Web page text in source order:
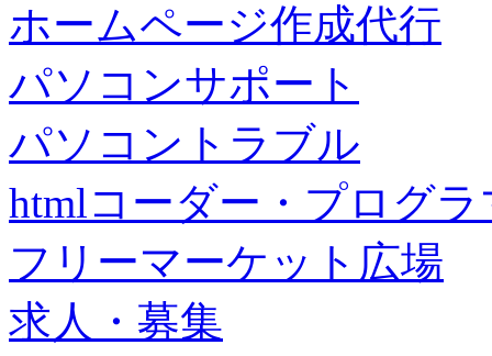
ホームページ作成代行
パソコンサポート
パソコントラブル
htmlコーダー・プログラ
フリーマーケット広場
求人・募集